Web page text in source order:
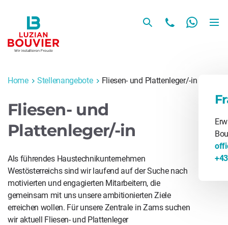
Home Stellenangebote Fliesen- und Plattenleger/-in
Fliesen- und
Plattenleger/-in
Als führendes Haustechnikunternehmen
Westösterreichs sind wir laufend auf der Suche nach
motivierten und engagierten Mitarbeitern, die
gemeinsam mit uns unsere ambitionierten Ziele
erreichen wollen. Für unsere Zentrale in Zams suchen
wir aktuell Fliesen- und Plattenleger